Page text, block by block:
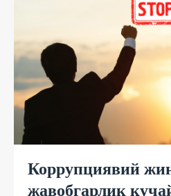
Коррупциявий
жавобгарлик